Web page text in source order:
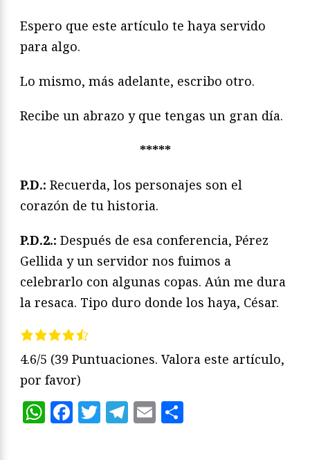
Espero que este artículo te haya servido
para algo.
Lo mismo, más adelante, escribo otro.
Recibe un abrazo y que tengas un gran día.
*****
P.D.: Recuerda, los personajes son el
corazón de tu historia.
P.D.2.: Después de esa conferencia, Pérez
Gellida y un servidor nos fuimos a
celebrarlo con algunas copas. Aún me dura
la resaca. Tipo duro donde los haya, César.
4.6/5 (39 Puntuaciones. Valora este artículo,
por favor)
WhatsApp
Facebook
Twitter
Telegram
Email